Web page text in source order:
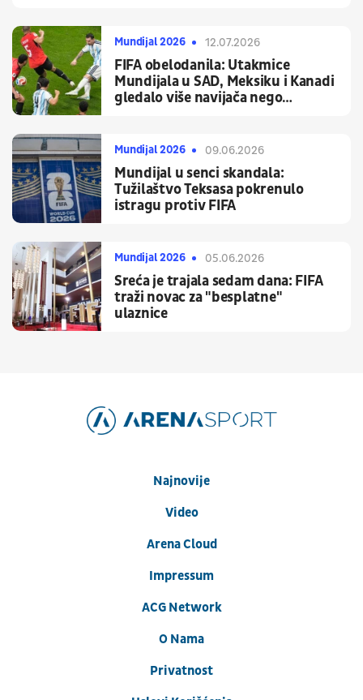
Mundijal 2026 12.07.2026
FIFA obelodanila: Utakmice
Mundijala u SAD, Meksiku i Kanadi
gledalo više navijača nego
Mundijal 2026 09.06.2026
Mundijal u senci skandala:
Tužilaštvo Teksasa pokrenulo
istragu protiv FIFA
Mundijal 2026 05.06.2026
Sreća je trajala sedam dana: FIFA
traži novac za "besplatne"
ulaznice
Najnovije
Video
Arena Cloud
Impressum
ACG Network
O Nama
Privatnost